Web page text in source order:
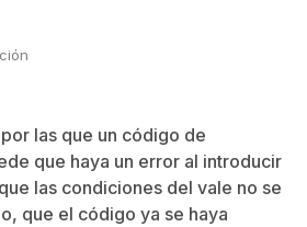
las que un código de
que haya un error al introducir
las condiciones del vale no se
que el código ya se haya